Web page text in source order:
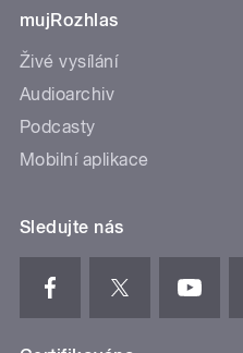
mujRozhlas
Živé vysílání
Audioarchiv
Podcasty
Mobilní aplikace
Sledujte nás